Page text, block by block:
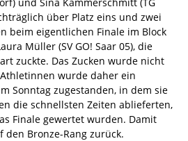
über Platz eins und zwei
beim eigentlichen Finale im Block
Müller (SV GO! Saar 05), die
zuckte. Das Zucken wurde nicht
wurde daher ein
Sonntag zugestanden, in dem sie
die schnellsten Zeiten ablieferten,
Finale gewertet wurden. Damit
den Bronze-Rang zurück.